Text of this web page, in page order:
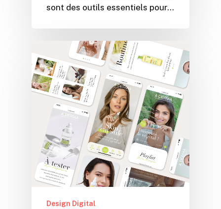
sont des outils essentiels pour…
Design Digital